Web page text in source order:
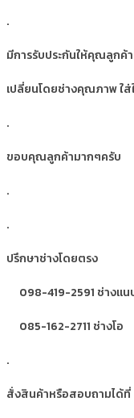
.
มีการรับประกันให้คุณลูกค้
เปลี่ยนโดยช่างคุณภาพ ใส่
.
ขอบคุณลูกค้ามากๆครับ
.
.
ปรึกษาช่างโดยตรง
098-419-2591 ช่างแน
085-162-2711 ช่างโอ
.
สั่งสินค้าหรือสอบถามได้ที่